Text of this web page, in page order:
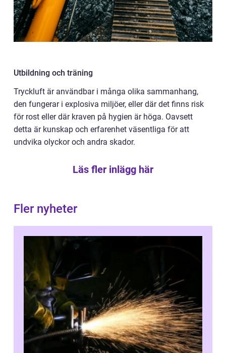
Utbildning och träning
Tryckluft är användbar i många olika sammanhang,
den fungerar i explosiva miljöer, eller där det finns risk
för rost eller där kraven på hygien är höga. Oavsett
detta är kunskap och erfarenhet väsentliga för att
undvika olyckor och andra skador.
Läs fler inlägg här
Fler nyheter